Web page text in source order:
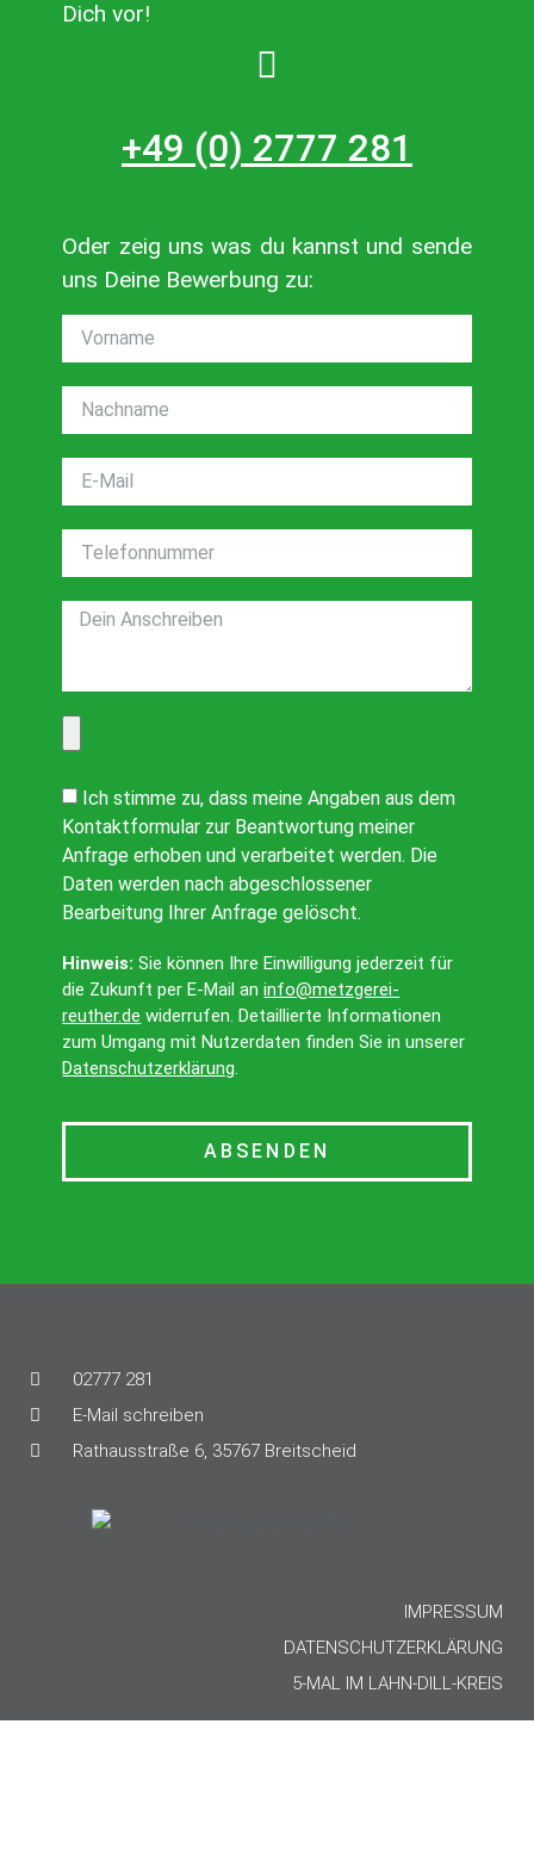
Dich vor!
+49 (0) 2777 281
Oder zeig uns was du kannst und sende
uns Deine Bewerbung zu:
Ich stimme zu, dass meine Angaben aus dem
Kontaktformular zur Beantwortung meiner
Anfrage erhoben und verarbeitet werden. Die
Daten werden nach abgeschlossener
Bearbeitung Ihrer Anfrage gelöscht.
Hinweis: Sie können Ihre Einwilligung jederzeit für
die Zukunft per E-Mail aninfo@metzgerei-
reuther.de widerrufen. Detaillierte Informationen
zum Umgang mit Nutzerdaten finden Sie in unserer
Datenschutzerklärung
ABSENDEN
02777 281
E-Mail schreiben
Rathausstraße 6, 35767 Breitscheid
IMPRESSUM
DATENSCHUTZERKLÄRUNG
5-MAL IM LAHN-DILL-KREIS